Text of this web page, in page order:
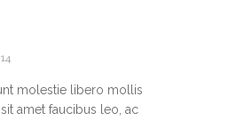
molestie libero mollis
amet faucibus leo, ac